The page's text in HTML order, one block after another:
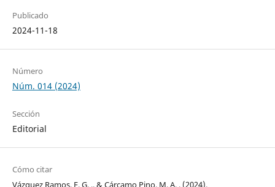
Publicado
2024-11-18
Número
Núm. 014 (2024)
Sección
Editorial
Cómo citar
Vázquez Ramos, F. G. ., & Cárcamo Pino, M. A. . (2024).